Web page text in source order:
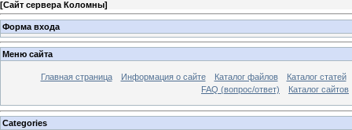
[Сайт сервера Коломны]
Форма входа
Меню сайта
Главная страница Информация о сайте Каталог файлов
Каталог статей
FAQ (вопрос/ответ)
Каталог сайтов
Categories